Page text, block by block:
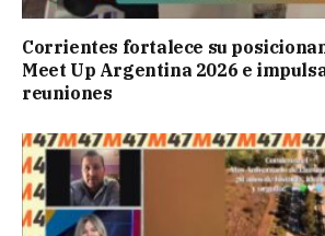
Corrientes fortalece su
Meet Up Argentina 2026 e
reuniones